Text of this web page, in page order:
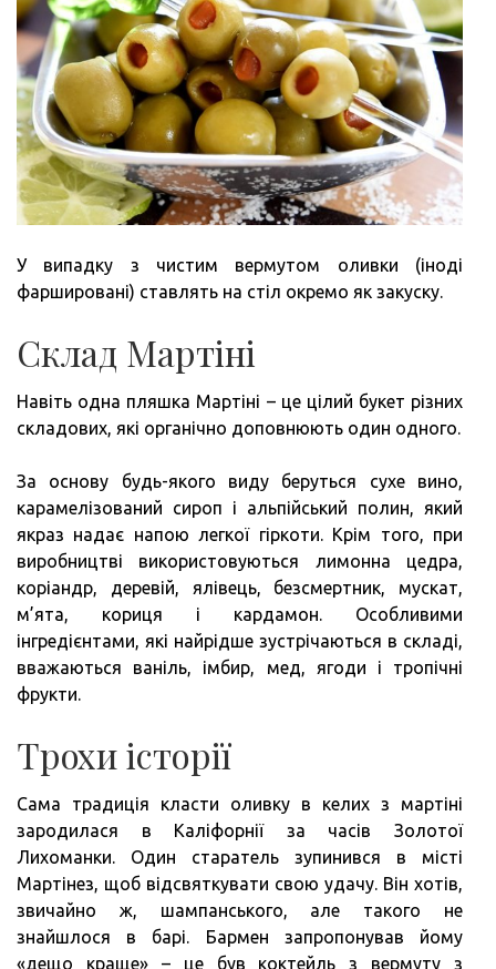
У випадку з чистим вермутом оливки (іноді
фаршировані) ставлять на стіл окремо як закуску.
Склад Мартіні
Навіть одна пляшка Мартіні – це цілий букет різних
складових, які органічно доповнюють один одного.
За основу будь-якого виду беруться сухе вино,
карамелізований сироп і альпійський полин, який
якраз надає напою легкої гіркоти. Крім того, при
виробництві використовуються лимонна цедра,
коріандр, деревій, ялівець, безсмертник, мускат,
м’ята, кориця і кардамон. Особливими
інгредієнтами, які найрідше зустрічаються в складі,
вважаються ваніль, імбир, мед, ягоди і тропічні
фрукти.
Трохи історії
Сама традиція класти оливку в келих з мартіні
зародилася в Каліфорнії за часів Золотої
Лихоманки. Один старатель зупинився в місті
Мартінез, щоб відсвяткувати свою удачу. Він хотів,
звичайно ж, шампанського, але такого не
знайшлося в барі. Бармен запропонував йому
«дещо краще» – це був коктейль з вермуту з